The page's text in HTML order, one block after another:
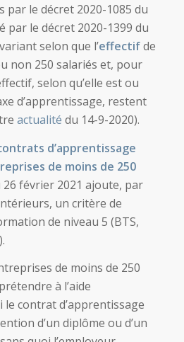
par le décret 2020-1085 du
par le décret 2020-1399 du
selon que l’effectifde
non 250 salariés et, pour
selon qu’elle est ou
d’apprentissage, restent
actualité du 14-9-2020).
d’apprentissage
de moins de 250
février 2021 ajoute, par
un critère de
de niveau 5 (BTS,
de moins de 250
à l’aide
le contrat d’apprentissage
d’un diplôme ou d’un